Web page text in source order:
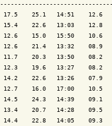
17.5    25.1   14:51    12.6
15.4    22.6   13:03    12.8
12.6    15.0   15:50    10.6
12.6    21.4   13:32    08.9
11.7    20.3   13:50    08.2
12.3    19.6   13:27    08.2
14.2    22.6   13:26    07.9
12.7    16.0   17:00    10.5
14.5    24.3   14:39    09.1
13.4    20.7   14:28    09.5
14.4    22.8   14:05    09.3